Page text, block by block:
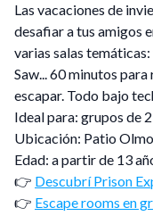
Las vacaciones de
desafiar a tus amigos
varias salas
Saw... 60 minutos
escapar. Todo bajo
Ideal para: grupos de
Ubicación: Patio
Edad: a partir de 13
👉 Descubrí Prison
👉 Escape rooms en